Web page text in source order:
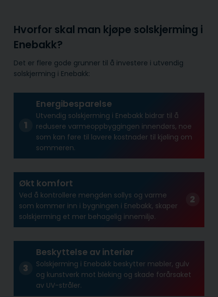
Hvorfor skal man kjøpe solskjerming i
Enebakk?
Det er flere gode grunner til å investere i utvendig
solskjerming i Enebakk:
Energibesparelse
Utvendig solskjerming i Enebakk bidrar til å
redusere varmeoppbyggingen innendørs, noe
som kan føre til lavere kostnader til kjøling om
sommeren.
Økt komfort
Ved å kontrollere mengden sollys og varme
som kommer inn i bygningen i Enebakk, skaper
solskjerming et mer behagelig innemiljø.
Beskyttelse av interiør
Solskjerming i Enebakk beskytter møbler, gulv
og kunstverk mot bleking og skade forårsaket
av UV-stråler.